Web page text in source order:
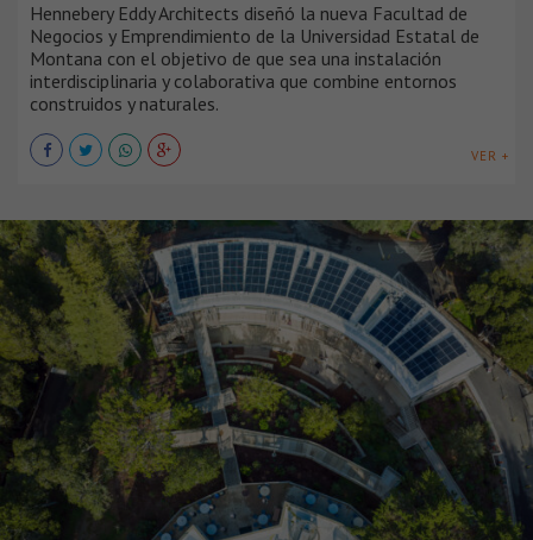
Hennebery Eddy Architects diseñó la nueva Facultad de
Negocios y Emprendimiento de la Universidad Estatal de
Montana con el objetivo de que sea una instalación
interdisciplinaria y colaborativa que combine entornos
construidos y naturales.
VER +